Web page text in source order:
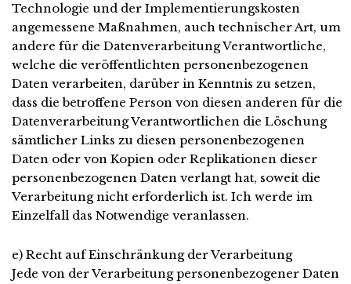
Technologie und der Implementierungskosten
angemessene Maßnahmen, auch technischer Art, um
andere für die Datenverarbeitung Verantwortliche,
welche die veröffentlichten personenbezogenen
Daten verarbeiten, darüber in Kenntnis zu setzen,
dass die betroffene Person von diesen anderen für die
Datenverarbeitung Verantwortlichen die Löschung
sämtlicher Links zu diesen personenbezogenen
Daten oder von Kopien oder Replikationen dieser
personenbezogenen Daten verlangt hat, soweit die
Verarbeitung nicht erforderlich ist. Ich werde im
Einzelfall das Notwendige veranlassen.
e) Recht auf Einschränkung der Verarbeitung
Jede von der Verarbeitung personenbezogener Daten